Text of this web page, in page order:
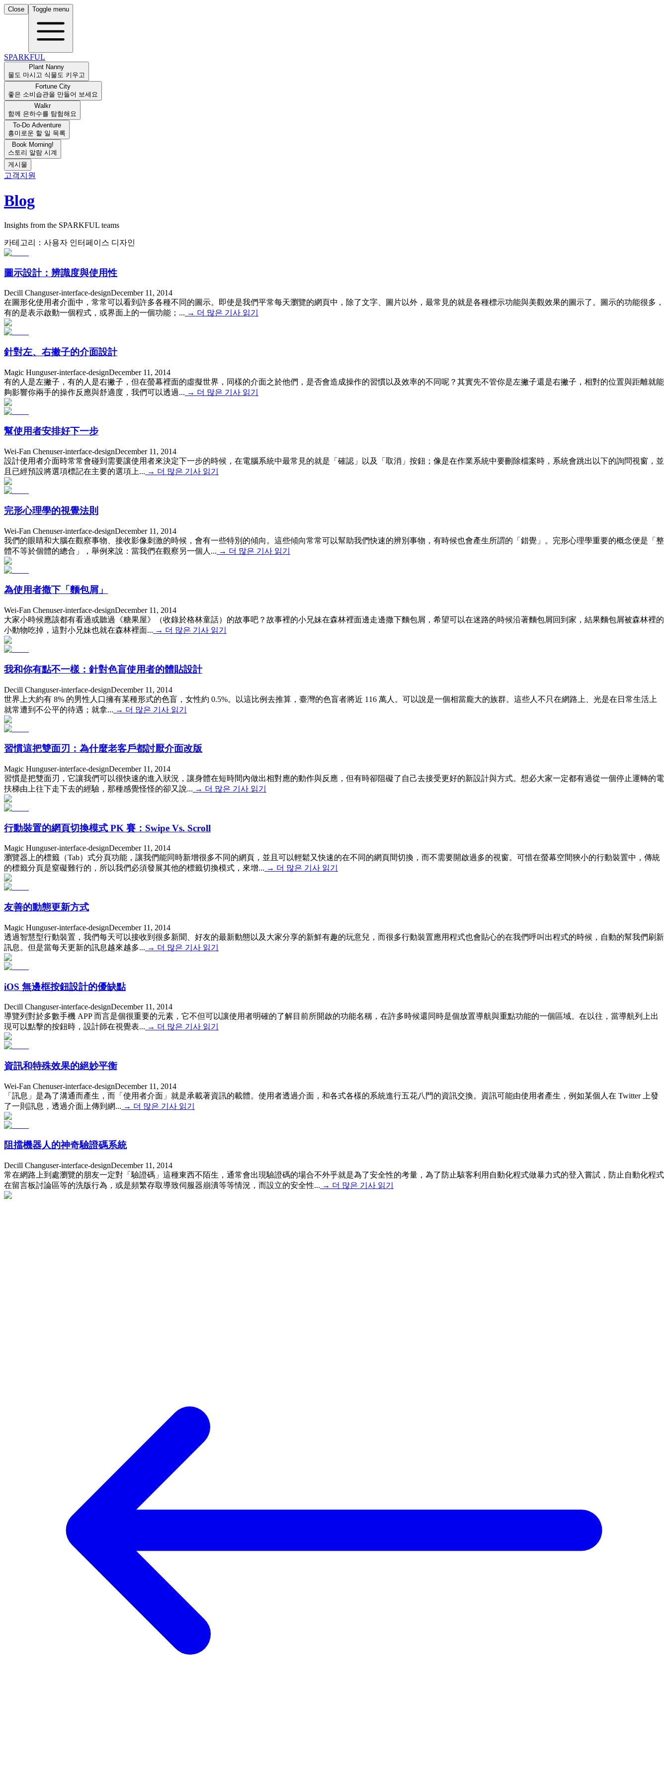
Close Toggle menu
SPARKFUL
Plant Nanny
물도 마시고 식물도 키우고
Fortune City
좋은 소비습관을 만들어 보세요
Walkr
함께 은하수를 탐험해요
To-Do Adventure
흥미로운 할 일 목록
Book Morning!
스토리 알람 시계
게시물
고객지원
Blog
Insights from the SPARKFUL teams
카테고리 ： 사용자 인터페이스 디자인
圖示設計：辨識度與使用性
Decill Changuser-interface-designDecember 11, 2014
在圖形化使用者介面中，常常可以看到許多各種不同的圖示。即使是我們平常每天瀏覽的網頁中，除了文字、圖片以外，最常見的就是各種標示功能與美觀效果的圖示了。圖示的功能很多，
有的是表示啟動一個程式，或界面上的一個功能；... → 더 많은 기사 읽기
針對左、右撇子的介面設計
Magic Hunguser-interface-designDecember 11, 2014
有的人是左撇子，有的人是右撇子，但在螢幕裡面的虛擬世界，同樣的介面之於他們，是否會造成操作的習慣以及效率的不同呢？其實先不管你是左撇子還是右撇子，相對的位置與距離就能
夠影響你兩手的操作反應與舒適度，我們可以透過... → 더 많은 기사 읽기
幫使用者安排好下一步
Wei-Fan Chenuser-interface-designDecember 11, 2014
設計使用者介面時常常會碰到需要讓使用者來決定下一步的時候，在電腦系統中最常見的就是「確認」以及「取消」按鈕；像是在作業系統中要刪除檔案時，系統會跳出以下的詢問視窗，並
且已經預設將選項標記在主要的選項上... → 더 많은 기사 읽기
完形心理學的視覺法則
Wei-Fan Chenuser-interface-designDecember 11, 2014
我們的眼睛和大腦在觀察事物、接收影像刺激的時候，會有一些特別的傾向。這些傾向常常可以幫助我們快速的辨別事物，有時候也會產生所謂的「錯覺」。完形心理學重要的概念便是「整
體不等於個體的總合」，舉例來說：當我們在觀察另一個人... → 더 많은 기사 읽기
為使用者撒下「麵包屑」
Wei-Fan Chenuser-interface-designDecember 11, 2014
大家小時候應該都有看過或聽過《糖果屋》（收錄於格林童話）的故事吧？故事裡的小兄妹在森林裡面邊走邊撒下麵包屑，希望可以在迷路的時候沿著麵包屑回到家，結果麵包屑被森林裡的
小動物吃掉，這對小兄妹也就在森林裡面... → 더 많은 기사 읽기
我和你有點不一樣：針對色盲使用者的體貼設計
Decill Changuser-interface-designDecember 11, 2014
世界上大約有 8% 的男性人口擁有某種形式的色盲，女性約 0.5%。以這比例去推算，臺灣的色盲者將近 116 萬人。可以說是一個相當龐大的族群。這些人不只在網路上、光是在日常生活上
就常遭到不公平的待遇；就拿... → 더 많은 기사 읽기
習慣這把雙面刃：為什麼老客戶都討厭介面改版
Magic Hunguser-interface-designDecember 11, 2014
習慣是把雙面刃，它讓我們可以很快速的進入狀況，讓身體在短時間內做出相對應的動作與反應，但有時卻阻礙了自己去接受更好的新設計與方式。想必大家一定都有過從一個停止運轉的電
扶梯由上往下走下去的經驗，那種感覺怪怪的卻又說... → 더 많은 기사 읽기
行動裝置的網頁切換模式 PK 賽：Swipe Vs. Scroll
Magic Hunguser-interface-designDecember 11, 2014
瀏覽器上的標籤（Tab）式分頁功能，讓我們能同時新增很多不同的網頁，並且可以輕鬆又快速的在不同的網頁間切換，而不需要開啟過多的視窗。可惜在螢幕空間狹小的行動裝置中，傳統
的標籤分頁是窒礙難行的，所以我們必須發展其他的標籤切換模式，來增... → 더 많은 기사 읽기
友善的動態更新方式
Magic Hunguser-interface-designDecember 11, 2014
透過智慧型行動裝置，我們每天可以接收到很多新聞、好友的最新動態以及大家分享的新鮮有趣的玩意兒，而很多行動裝置應用程式也會貼心的在我們呼叫出程式的時候，自動的幫我們刷新
訊息。但是當每天更新的訊息越來越多... → 더 많은 기사 읽기
iOS 無邊框按鈕設計的優缺點
Decill Changuser-interface-designDecember 11, 2014
導覽列對於多數手機 APP 而言是個很重要的元素，它不但可以讓使用者明確的了解目前所開啟的功能名稱，在許多時候還同時是個放置導航與重點功能的一個區域。在以往，當導航列上出
現可以點擊的按鈕時，設計師在視覺表... → 더 많은 기사 읽기
資訊和特殊效果的絕妙平衡
Wei-Fan Chenuser-interface-designDecember 11, 2014
「訊息」是為了溝通而產生，而「使用者介面」就是承載著資訊的載體。使用者透過介面，和各式各樣的系統進行五花八門的資訊交換。資訊可能由使用者產生，例如某個人在 Twitter 上發
了一則訊息，透過介面上傳到網... → 더 많은 기사 읽기
阻擋機器人的神奇驗證碼系統
Decill Changuser-interface-designDecember 11, 2014
常在網路上到處瀏覽的朋友一定對「驗證碼」這種東西不陌生，通常會出現驗證碼的場合不外乎就是為了安全性的考量，為了防止駭客利用自動化程式做暴力式的登入嘗試，防止自動化程式
在留言板討論區等的洗版行為，或是頻繁存取導致伺服器崩潰等等情況，而設立的安全性... → 더 많은 기사 읽기